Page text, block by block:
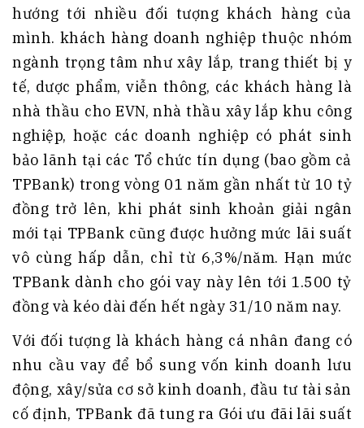
hướng tới nhiều đối tượng khách hàng của
mình. khách hàng doanh nghiệp thuộc nhóm
ngành trọng tâm như xây lắp, trang thiết bị y
tế, dược phẩm, viễn thông, các khách hàng là
nhà thầu cho EVN, nhà thầu xây lắp khu công
nghiệp, hoặc các doanh nghiệp có phát sinh
bảo lãnh tại các Tổ chức tín dụng (bao gồm cả
TPBank) trong vòng 01 năm gần nhất từ 10 tỷ
đồng trở lên, khi phát sinh khoản giải ngân
mới tại TPBank cũng được hưởng mức lãi suất
vô cùng hấp dẫn, chỉ từ 6,3%/năm. Hạn mức
TPBank dành cho gói vay này lên tới 1.500 tỷ
đồng và kéo dài đến hết ngày 31/10 năm nay.
Với đối tượng là khách hàng cá nhân đang có
nhu cầu vay để bổ sung vốn kinh doanh lưu
động, xây/sửa cơ sở kinh doanh, đầu tư tài sản
cố định, TPBank đã tung ra Gói ưu đãi lãi suất